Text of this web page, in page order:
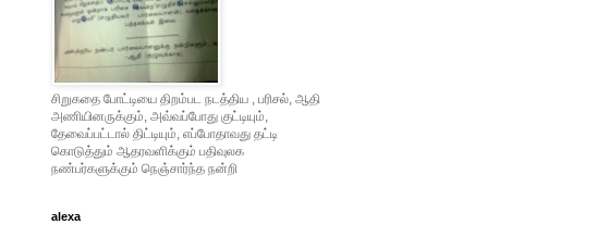
சிறுகதை போட்டியை திறம்பட நடத்திய , பரிசல், ஆதி
அணியினருக்கும், அவ்வப்போது குட்டியும்,
தேவைப்பட்டால் திட்டியும், எப்போதாவது தட்டி
கொடுத்தும் ஆதரவளிக்கும் பதிவுலக
நண்பர்களுக்கும் நெஞ்சார்ந்த நன்றி
alexa